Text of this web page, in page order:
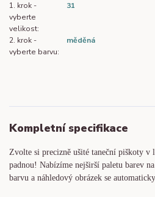
1. krok -
vyberte
velikost:
31
2. krok -
vyberte barvu:
měděná
Kompletní specifikace
Zvolte si precizně ušité taneční piškoty v
padnou! Nabízíme nejširší paletu barev
barvu a náhledový obrázek se